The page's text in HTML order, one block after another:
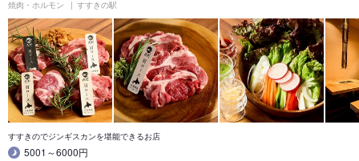
焼肉・ホルモン すすきの駅
すすきのでジンギスカンを堪能できるお店
5001～6000円